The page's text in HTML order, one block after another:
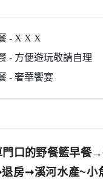
- X X X
- 方便遊玩敬請自理
- 奢華饗宴
門口的野餐籃早餐
房➞溪河水產~小